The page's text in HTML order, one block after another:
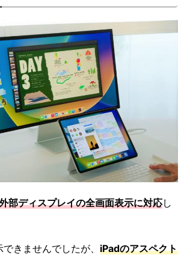
部ディスプレイの全画面表示に対応し
きませんでしたが、 iPadのアスペクト